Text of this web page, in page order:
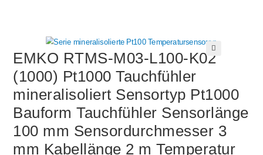
🔍
EMKO RTMS-M03-L100-K02
(1000) Pt1000 Tauchfühler
mineralisoliert Sensortyp Pt1000
Bauform Tauchfühler Sensorlänge
100 mm Sensordurchmesser 3
mm Kabellänge 2 m Temperatur